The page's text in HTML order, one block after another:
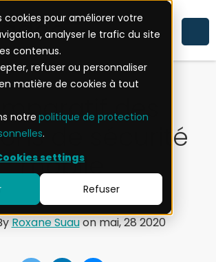
cookies pour améliorer votre
analyser le trafic du site
contenus.
refuser ou personnaliser
matière de cookies à tout
notre politique de protection
.
settings
Refuser
SÉCURITÉ MOBILE
des
de sécurité
mobile
Roxane Suauon mai, 28 2020